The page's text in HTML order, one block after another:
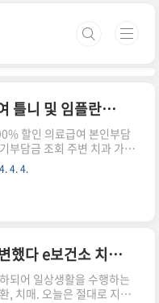
2024년 최신 건강보험 의료급여 틀니 및 임플란트 지원제도 65세 이상
할인 의료급여 본인부담
부담금 조회 주변 치과 가격
방법 의료급여 건강보험 적
원제도에 대한 안내입니다.
을 영위하기 위해 매우 중
고령화 사회로 접어들면서
임플란트 지원 혜택을 받을
술 전에 신청하고 절차를 밟
에야 혜택을 받을 수 있으니
대 90%(의료급여) ~ 70%
4. 4.
초기 치매 전조 증상 음식맛이 변했다 e보건소 치매치료관리비 지원사업
되어 일상생활을 수행하는
, 치매. 오늘은 절대로 지나